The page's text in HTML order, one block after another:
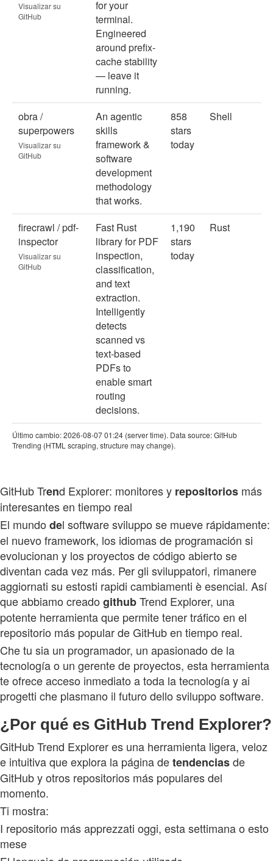
Visualizar su
GitHub
for your
terminal.
Engineered
around prefix-
cache stability
— leave it
running.
obra /
superpowers
Visualizar su
GitHub
An agentic
skills
framework &
software
development
methodology
that works.
858
stars
today
Shell
firecrawl / pdf-
inspector
Visualizar su
GitHub
Fast Rust
library for PDF
inspection,
classification,
and text
extraction.
Intelligently
detects
scanned vs
text-based
PDFs to
enable smart
routing
decisions.
1,190
stars
today
Rust
Último cambio: 2026-08-07 01:24 (server time). Data source: GitHub
Trending (HTML scraping, structure may change).
GitHub Trend Explorer: monitores y repositorios más
interesantes en tiempo real
El mundo del software sviluppo se mueve rápidamente:
el nuevo framework, los idiomas de programación si
evolucionan y los proyectos de código abierto se
diventan cada vez más. Per gli sviluppatori, rimanere
aggiornati su estosti rapidi cambiamenti è esencial. Así
que abbiamo creado githubTrend Explorer, una
potente herramienta que permite tener tráfico en el
repositorio más popular de GitHub en tiempo real.
Che tu sia un programador, un apasionado de la
tecnología o un gerente de proyectos, esta herramienta
te ofrece acceso inmediato a toda la tecnología y ai
progetti che plasmano il futuro dello sviluppo software.
¿Por qué es GitHub Trend Explorer?
GitHub Trend Explorer es una herramienta ligera, veloz
e intuitiva que explora la página detendenciasde
GitHub y otros repositorios más populares del
momento.
Ti mostra:
I repositorio más apprezzati oggi, esta settimana o esto
mese